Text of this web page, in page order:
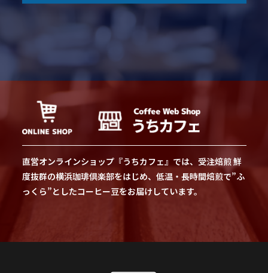
直営オンラインショップ『うちカフェ』では、受注焙煎 鮮
度抜群の横浜珈琲倶楽部をはじめ、低温・長時間焙煎で”ふ
っくら”としたコーヒー豆をお届けしています。